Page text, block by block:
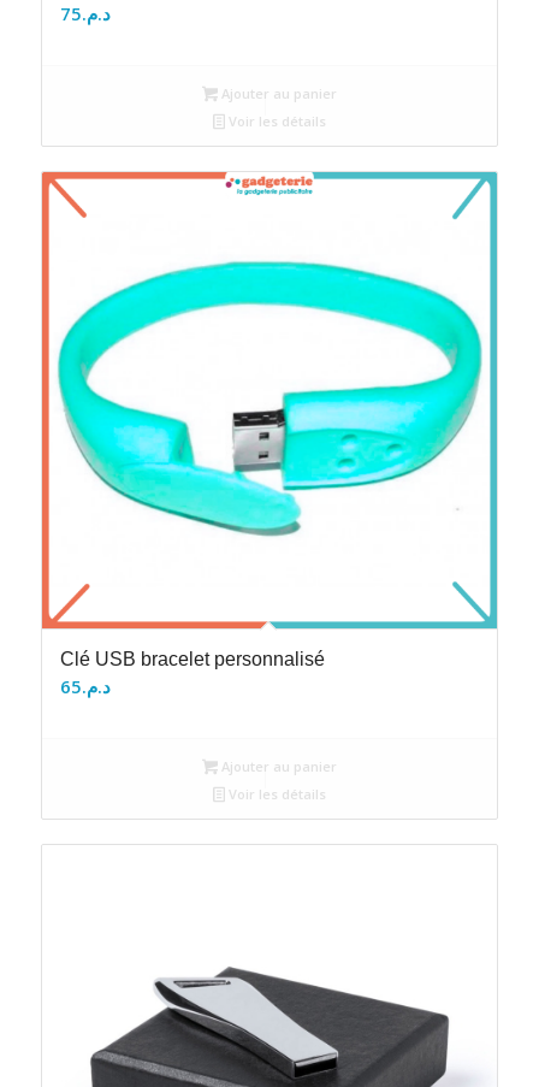
د.م.75
Ajouter au panier
Voir les détails
Clé USB bracelet personnalisé
د.م.65
Ajouter au panier
Voir les détails